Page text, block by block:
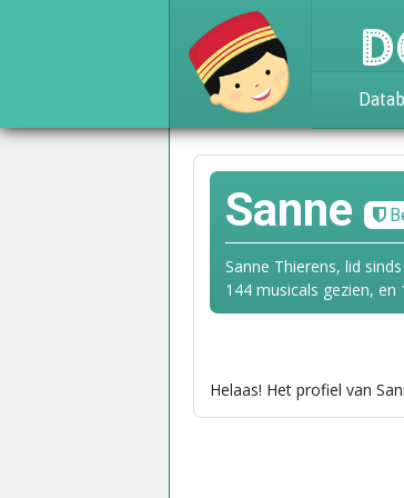
Sanne
Sanne Thierens, lid
144 musicals gezien, en
Helaas! Het profiel van